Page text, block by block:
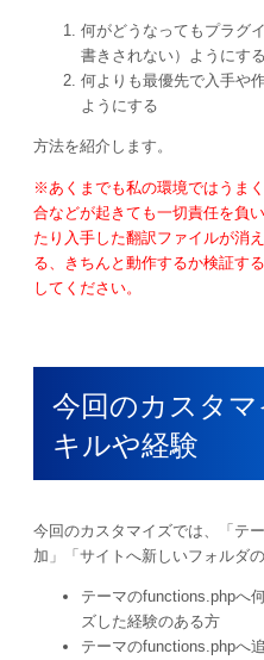
何がどうなってもプラグ
書きされない）ようにする
何よりも最優先で入手や
ようにする
方法を紹介します。
※あくまでも私の環境ではうま
合などが起きても一切責任を負
たり入手した翻訳ファイルが消
る、きちんと動作するか検証す
してください。
今回のカスタ
キルや経験
今回のカスタマイズでは、「テ
加」「サイトへ新しいフォルダ
テーマのfunctions.phpへ
ズした経験のある方
テーマのfunctions.phpへ